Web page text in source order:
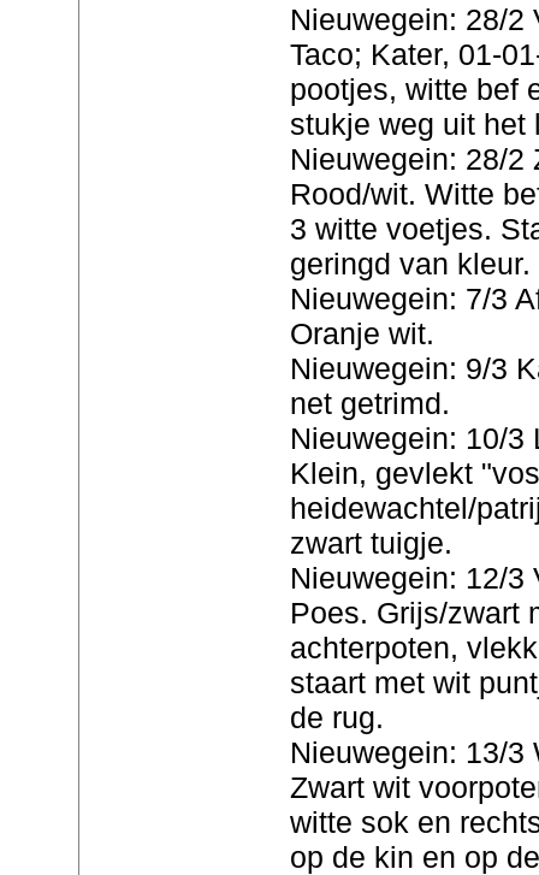
Nieuwegein: 28/2
Taco; Kater, 01-
pootjes, witte bef
stukje weg uit het
Nieuwegein: 28/2
Rood/wit. Witte
3 witte voetjes.
geringd van kleur.
Nieuwegein: 7/3
Oranje wit.
Nieuwegein: 9/3
net getrimd.
Nieuwegein: 10/3
Klein, gevlekt
heidewachtel/
zwart tuigje.
Nieuwegein: 12/3
Poes. Grijs/zwart
achterpoten,
staart met wit
de rug.
Nieuwegein: 13/3
Zwart wit
witte sok en
op de kin en op